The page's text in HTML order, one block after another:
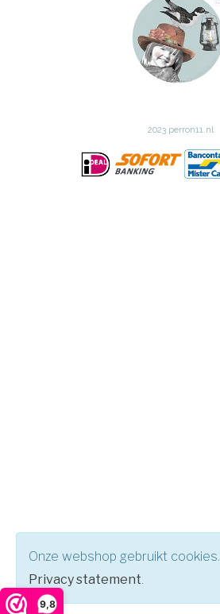
9,8
Onze webshop gebruikt cookies.
Privacy statement.
2023 perron11.nl